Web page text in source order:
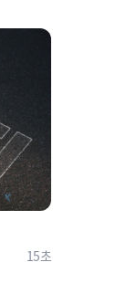
15초